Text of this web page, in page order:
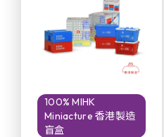
100% MIHK
Miniacture 香港製造
盲盒